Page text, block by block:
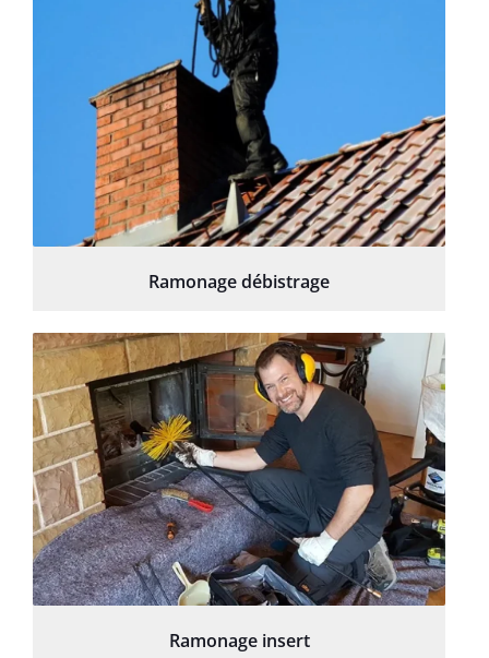
Ramonage débistrage
Ramonage insert